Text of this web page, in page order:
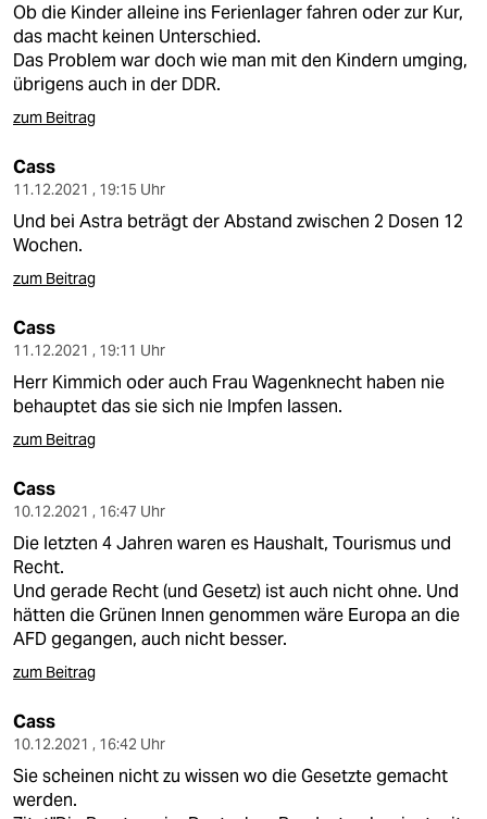
Ob die Kinder alleine ins Ferienlager fahren oder zur Kur,
das macht keinen Unterschied.
Das Problem war doch wie man mit den Kindern umging,
übrigens auch in der DDR.
zum Beitrag
Cass
11.12.2021 , 19:15 Uhr
Und bei Astra beträgt der Abstand zwischen 2 Dosen 12
Wochen.
zum Beitrag
Cass
11.12.2021 , 19:11 Uhr
Herr Kimmich oder auch Frau Wagenknecht haben nie
behauptet das sie sich nie Impfen lassen.
zum Beitrag
Cass
10.12.2021 , 16:47 Uhr
Die letzten 4 Jahren waren es Haushalt, Tourismus und
Recht.
Und gerade Recht (und Gesetz) ist auch nicht ohne. Und
hätten die Grünen Innen genommen wäre Europa an die
AFD gegangen, auch nicht besser.
zum Beitrag
Cass
10.12.2021 , 16:42 Uhr
Sie scheinen nicht zu wissen wo die Gesetzte gemacht
werden.